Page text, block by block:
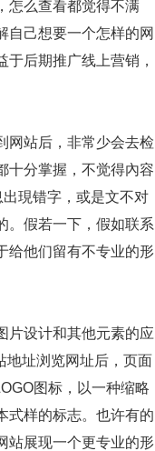
怎么查看都觉得不满
自己想要一个怎样的网
后期推广线上营销，
站后，非常少会去检
十分掌握，不觉得內容
現错字，或是文不对
。假若一下，假如联系
给他们留有不专业的形
设计和其他元素的应
地址浏览网址后，页面
图标，以一种缩略
式样的标志。也许有的
站展现一个更专业的形